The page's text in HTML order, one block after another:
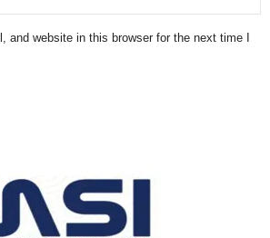
and website in this browser for the next time I